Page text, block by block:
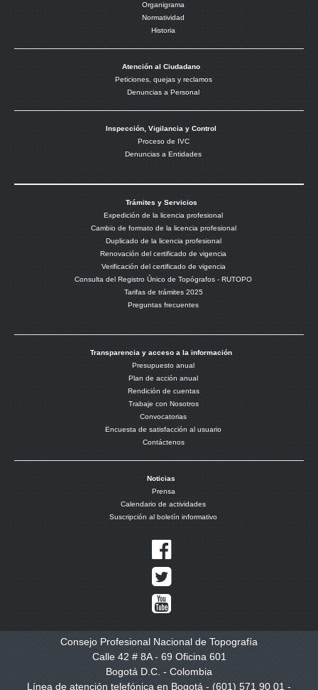
Organigrama
Normatividad
Historia
Atención al Ciudadano
Peticiones, quejas y reclamos
Denuncias a Personal
Inspección, Vigilancia y Control
Proceso de IVC
Denuncias a Entidades
Trámites y Servicios
Expedición de la licencia profesional
Cambio de formato de la licencia profesional
Duplicado de la licencia profesional
Renovación del certificado de vigencia
Verificación del certificado de vigencia
Consulta del Registro Único de Topógrafos - RUTOPO
Tarifas de trámites 2025
Preguntas frecuentes
Transparencia y acceso a la información
Presupuesto anual
Plan de acción anual
Rendición de cuentas
Trabaje con Nosotros
Convocatorias
Encuesta de satisfacción al usuario
Contáctenos
Noticias
Prensa
Calendario de actividades
Suscripción al boletín informativo
Consejo Profesional Nacional de Topografía
Calle 42 # 8A - 69 Oficina 601
Bogotá D.C. - Colombia
Línea de atención telefónica en Bogotá - (601) 571 90 01 -